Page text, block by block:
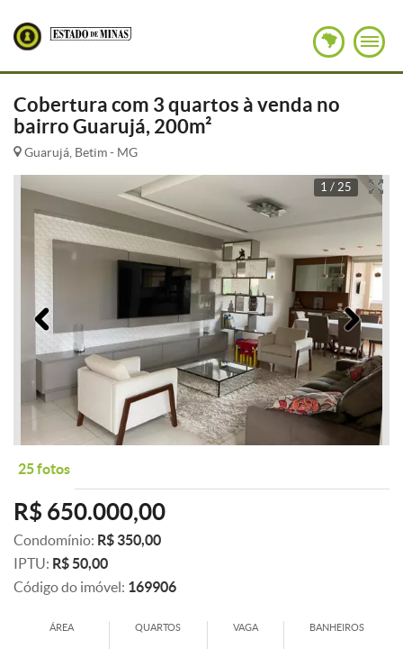
Cobertura com 3 quartos à venda no
bairro Guarujá, 200m²
Guarujá, Betim - MG
1 / 25
25 fotos
R$ 650.000,00
Condomínio: R$ 350,00
IPTU: R$ 50,00
Código do imóvel: 169906
ÁREA QUARTOS VAGA BANHEIROS